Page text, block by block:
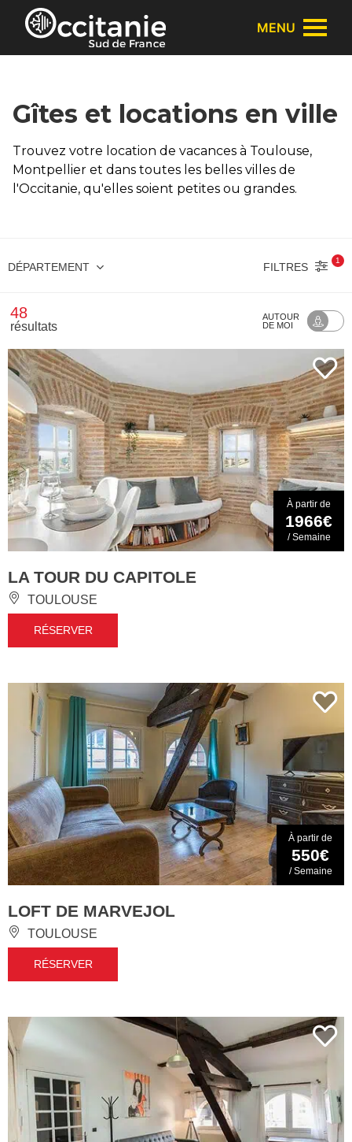
Panneau de gestion des cookies
MENU
Gîtes et locations en ville
Trouvez votre location de vacances à Toulouse,
Montpellier et dans toutes les belles villes de
l'Occitanie, qu'elles soient petites ou grandes.
DÉPARTEMENT FILTRES
1
48
résultats
AUTOUR
DE MOI
À partir de
1966€
/ Semaine
LA TOUR DU CAPITOLE
TOULOUSE
RÉSERVER
À partir de
550€
/ Semaine
LOFT DE MARVEJOL
TOULOUSE
RÉSERVER